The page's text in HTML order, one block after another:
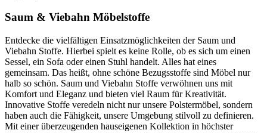
Saum & Viebahn Möbelstoffe
Entdecke die vielfältigen Einsatzmöglichkeiten der Saum und
Viebahn Stoffe. Hierbei spielt es keine Rolle, ob es sich um einen
Sessel, ein Sofa oder einen Stuhl handelt. Alles hat eines
gemeinsam. Das heißt, ohne schöne Bezugsstoffe sind Möbel nur
halb so schön. Saum und Viebahn Stoffe verwöhnen uns mit
Komfort und Eleganz und bieten viel Raum für Kreativität.
Innovative Stoffe veredeln nicht nur unsere Polstermöbel, sondern
haben auch die Fähigkeit, unsere Umgebung stilvoll zu definieren.
Mit einer überzeugenden hauseigenen Kollektion in höchster